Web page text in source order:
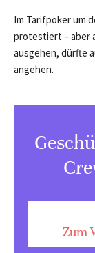
Im Tarifpoker um
protestiert – aber
ausgehen, dürfte
angehen.
Zum